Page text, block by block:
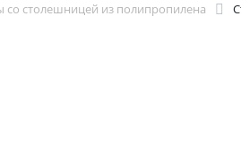
со столешницей из полипропилена